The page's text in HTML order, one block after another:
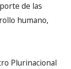
de las
humano,
Plurinacional